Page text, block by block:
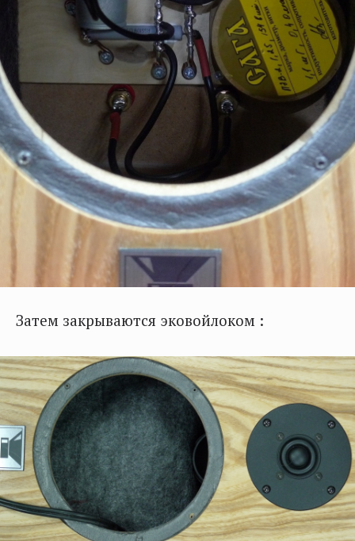
Затем закрываются эковойлоком :